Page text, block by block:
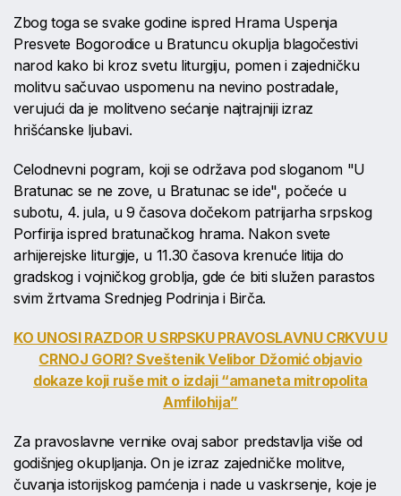
Zbog toga se svake godine ispred Hrama Uspenja
Presvete Bogorodice u Bratuncu okuplja blagočestivi
narod kako bi kroz svetu liturgiju, pomen i zajedničku
molitvu sačuvao uspomenu na nevino postradale,
verujući da je molitveno sećanje najtrajniji izraz
hrišćanske ljubavi.
Celodnevni pogram, koji se održava pod sloganom "U
Bratunac se ne zove, u Bratunac se ide", počeće u
subotu, 4. jula, u 9 časova dočekom patrijarha srpskog
Porfirija ispred bratunačkog hrama. Nakon svete
arhijerejske liturgije, u 11.30 časova krenuće litija do
gradskog i vojničkog groblja, gde će biti služen parastos
svim žrtvama Srednjeg Podrinja i Birča.
KO UNOSI RAZDOR U SRPSKU PRAVOSLAVNU CRKVU U
CRNOJ GORI? Sveštenik Velibor Džomić objavio
dokaze koji ruše mit o izdaji “amaneta mitropolita
Amfilohija”
Za pravoslavne vernike ovaj sabor predstavlja više od
godišnjeg okupljanja. On je izraz zajedničke molitve,
čuvanja istorijskog pamćenja i nade u vaskrsenje, koje je